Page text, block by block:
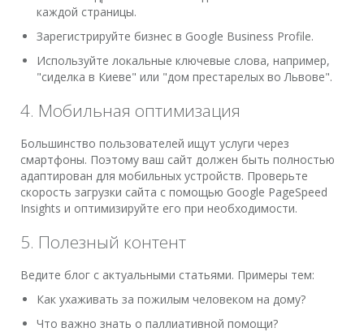
каждой страницы.
Зарегистрируйте бизнес в Google Business Profile.
Используйте локальные ключевые слова, например,
"сиделка в Киеве" или "дом престарелых во Львове".
4. Мобильная оптимизация
Большинство пользователей ищут услуги через
смартфоны. Поэтому ваш сайт должен быть полностью
адаптирован для мобильных устройств. Проверьте
скорость загрузки сайта с помощью Google PageSpeed
Insights и оптимизируйте его при необходимости.
5. Полезный контент
Ведите блог с актуальными статьями. Примеры тем:
Как ухаживать за пожилым человеком на дому?
Что важно знать о паллиативной помощи?